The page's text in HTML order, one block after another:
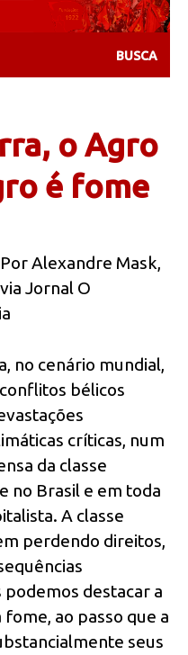
o Agro
é fome
Por Alexandre Mask,
via Jornal O
no cenário mundial,
bélicos
críticas, num
da classe
no Brasil e em toda
A classe
perdendo direitos,
destacar a
ao passo que a
seus